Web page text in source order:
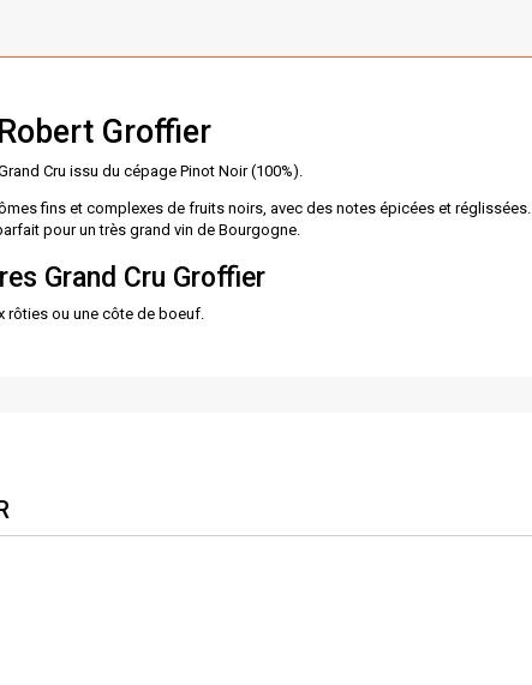
Groffier
Cru issu du cépage Pinot Noir (100%).
fins et complexes de fruits noirs, avec des notes épicées et réglissées.
pour un très grand vin de Bourgogne.
Grand Cru Groffier
rôties ou une côte de boeuf.